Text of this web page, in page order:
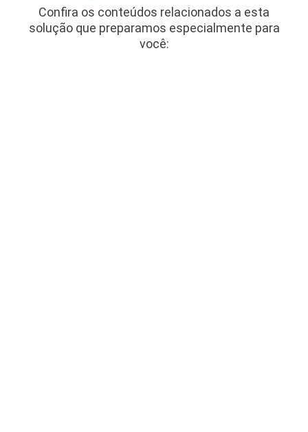
Confira os conteúdos relacionados a esta
solução que preparamos especialmente para
você: